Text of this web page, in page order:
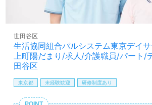
生活協同組合パルシステム東京デイ
上町陽だまり/求人/介護職員/パート/
田谷区
世田谷区
東京都 未経験歓迎 研修制度あり